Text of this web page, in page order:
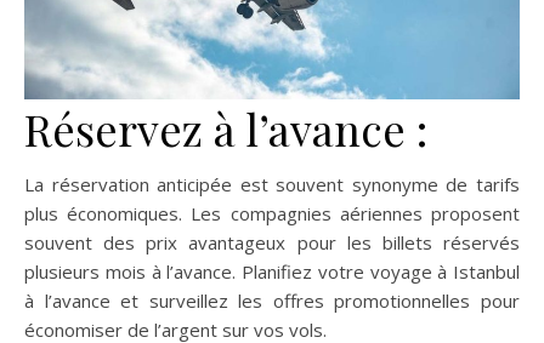
Réservez à l’avance :
La réservation anticipée est souvent synonyme de tarifs
plus économiques. Les compagnies aériennes proposent
souvent des prix avantageux pour les billets réservés
plusieurs mois à l’avance. Planifiez votre voyage à Istanbul
à l’avance et surveillez les offres promotionnelles pour
économiser de l’argent sur vos vols.